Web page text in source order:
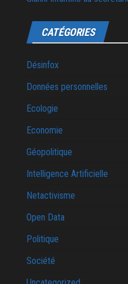
CATÉGORIES
Désinfox
Données personnelles
Ecologie
Economie
Géopolitique
Intelligence Artificielle
Netactivisme
Open Data
Politique
Société